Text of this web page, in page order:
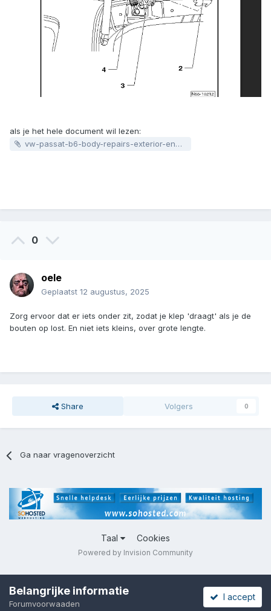
als je het hele document wil lezen:
vw-passat-b6-body-repairs-exterior-eng.pdf
0
oele
Geplaatst 12 augustus, 2025
Zorg ervoor dat er iets onder zit, zodat je klep 'draagt' als je de
bouten op lost. En niet iets kleins, over grote lengte.
Share Volgers 0
Ga naar vragenoverzicht
Taal Cookies
Powered by Invision Community
Belangrijke informatie
Forumvoorwaaden
I accept